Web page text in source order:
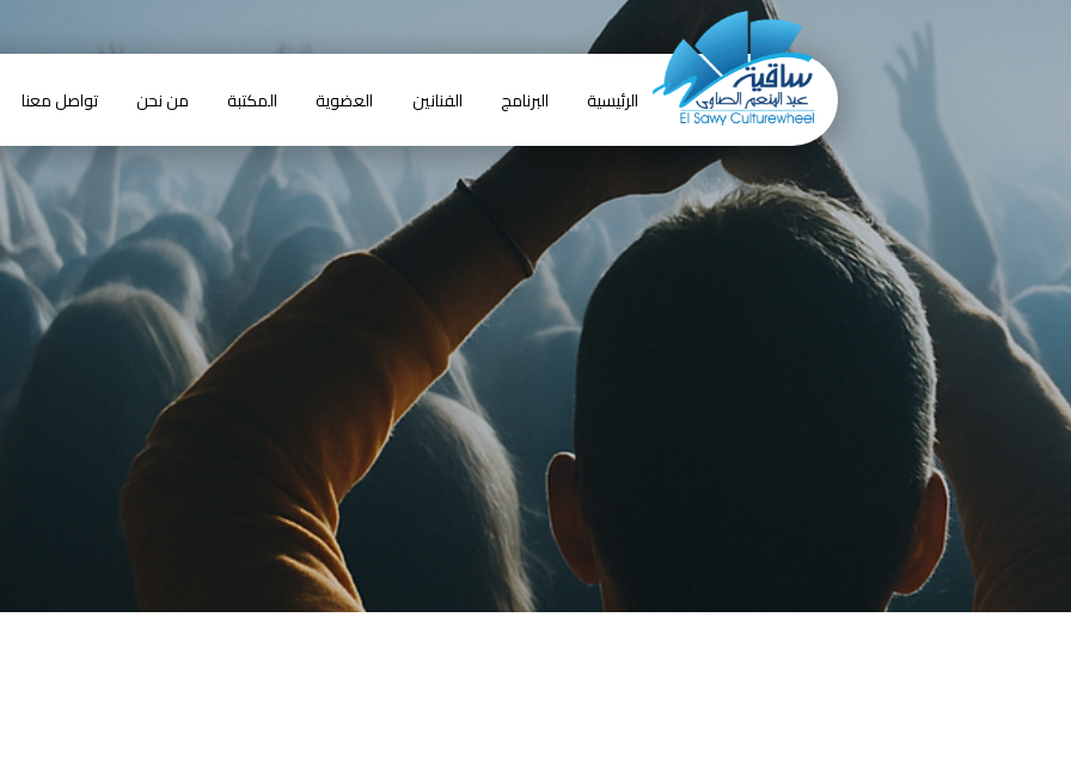
الرئيسية البرنامج الفنانين العضوية المكتبة من نحن تواصل معنا